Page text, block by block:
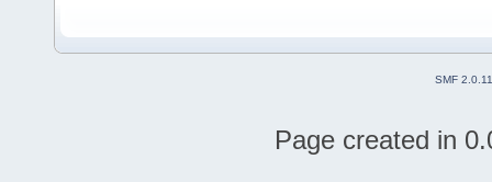
SMF 2.0.11
Page created in